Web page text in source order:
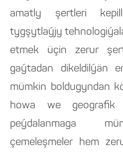
amatly şertleri
tygşytlaýjy
etmek üçin zerur
gaýtadan dikeldilýän
mümkin boldugyndan
howa we geografik
peýdalanmaga
çemeleşmeler hem